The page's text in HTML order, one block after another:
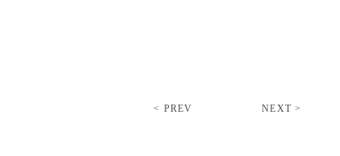
< PREV NEXT >